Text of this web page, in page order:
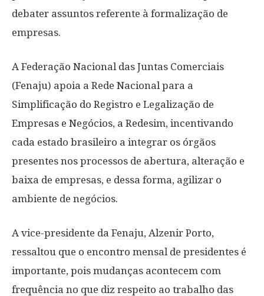
debater assuntos referente à formalização de
empresas.
A Federação Nacional das Juntas Comerciais
(Fenaju) apoia a Rede Nacional para a
Simplificação do Registro e Legalização de
Empresas e Negócios, a Redesim, incentivando
cada estado brasileiro a integrar os órgãos
presentes nos processos de abertura, alteração e
baixa de empresas, e dessa forma, agilizar o
ambiente de negócios.
A vice-presidente da Fenaju, Alzenir Porto,
ressaltou que o encontro mensal de presidentes é
importante, pois mudanças acontecem com
frequência no que diz respeito ao trabalho das